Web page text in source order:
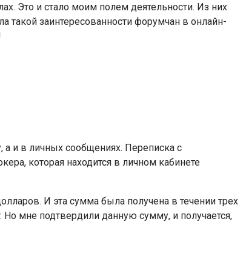
Это и стало моим полем деятельности. Из них
такой заинтересованности форумчан в онлайн-
и в личных сообщениях. Переписка с
которая находится в личном кабинете
И эта сумма была получена в течении трех
мне подтвердили данную сумму, и получается,